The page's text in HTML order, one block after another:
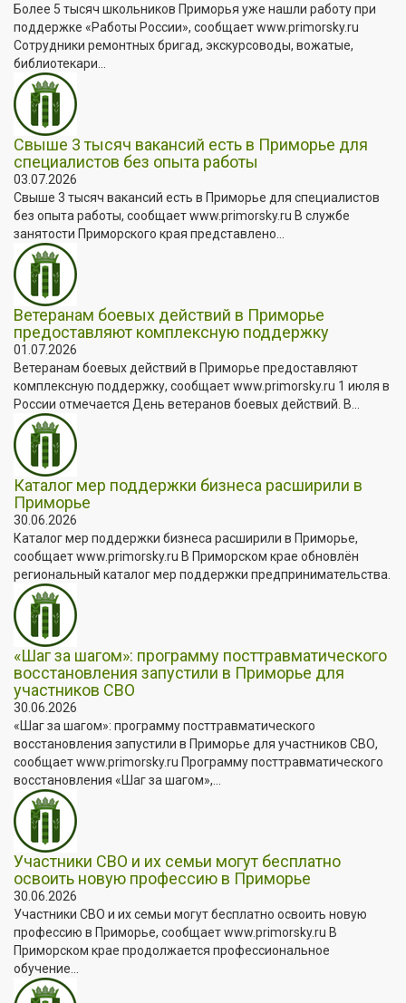
Более 5 тысяч школьников Приморья уже нашли работу при
поддержке «Работы России», сообщает www.primorsky.ru
Сотрудники ремонтных бригад, экскурсоводы, вожатые,
библиотекари...
Свыше 3 тысяч вакансий есть в Приморье для
специалистов без опыта работы
03.07.2026
Свыше 3 тысяч вакансий есть в Приморье для специалистов
без опыта работы, сообщает www.primorsky.ru В службе
занятости Приморского края представлено...
Ветеранам боевых действий в Приморье
предоставляют комплексную поддержку
01.07.2026
Ветеранам боевых действий в Приморье предоставляют
комплексную поддержку, сообщает www.primorsky.ru 1 июля в
России отмечается День ветеранов боевых действий. В...
Каталог мер поддержки бизнеса расширили в
Приморье
30.06.2026
Каталог мер поддержки бизнеса расширили в Приморье,
сообщает www.primorsky.ru В Приморском крае обновлён
региональный каталог мер поддержки предпринимательства.
«Шаг за шагом»: программу посттравматического
восстановления запустили в Приморье для
участников СВО
30.06.2026
«Шаг за шагом»: программу посттравматического
восстановления запустили в Приморье для участников СВО,
сообщает www.primorsky.ru Программу посттравматического
восстановления «Шаг за шагом»,...
Участники СВО и их семьи могут бесплатно
освоить новую профессию в Приморье
30.06.2026
Участники СВО и их семьи могут бесплатно освоить новую
профессию в Приморье, сообщает www.primorsky.ru В
Приморском крае продолжается профессиональное
обучение...